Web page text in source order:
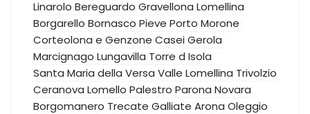
Linarolo Bereguardo Gravellona Lomellina
Borgarello Bornasco Pieve Porto Morone
Corteolona e Genzone Casei Gerola
Marcignago Lungavilla Torre d Isola
Santa Maria della Versa Valle Lomellina Trivolzio
Ceranova Lomello Palestro Parona Novara
Borgomanero Trecate Galliate Arona Oleggio